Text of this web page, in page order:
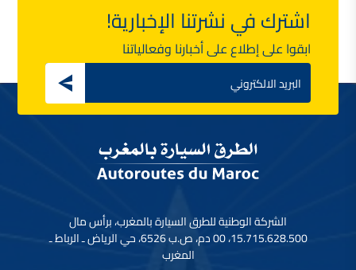
اشترك في نشرتنا الإخبارية!
ابقوا على إطلاع على أخبارنا وفعالياتنا
Email
الشركة الوطنية للطرق السيارة بالمغرب، برأس مال
15.715.628.500، 00 دم، ص.ب 6526، حي الرياض ـ الرباط ـ
المغرب